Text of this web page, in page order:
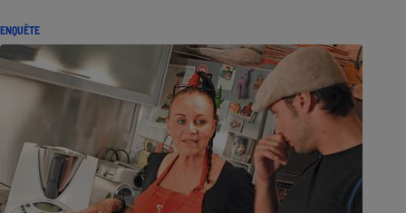
ENQUÊTE